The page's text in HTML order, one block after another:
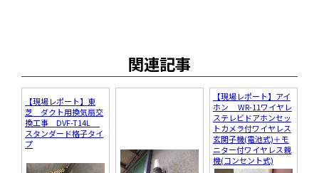
関連記事
【現場レポート】東
芝 ダクト用換気扇交
換工事 DVF-T14L
スタンダード格子タイ
プ
【現場レポート】アイ
ホン WR-11ワイヤレ
ステレビドアホンセッ
トカメラ付ワイヤレス
玄関子機(電池式)＋モ
ニター付ワイヤレス親
機(コンセント式)